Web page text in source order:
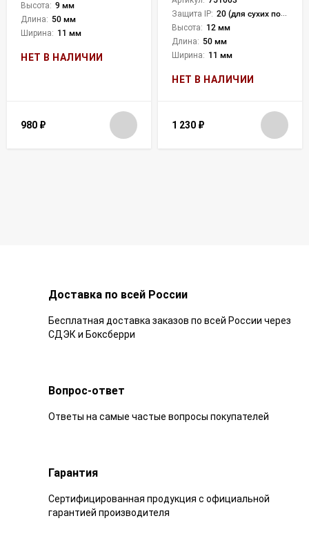
Высота: 9 мм
Длина: 50 мм
Ширина: 11 мм
НЕТ В НАЛИЧИИ
980 ₽
Защита IP: 20 (для сухих пом.)
Высота: 12 мм
Длина: 50 мм
Ширина: 11 мм
НЕТ В НАЛИЧИИ
1 230 ₽
Доставка по всей России
Бесплатная доставка заказов по всей России через
СДЭК и Боксберри
Вопрос-ответ
Ответы на самые частые вопросы покупателей
Гарантия
Сертифицированная продукция с официальной
гарантией производителя